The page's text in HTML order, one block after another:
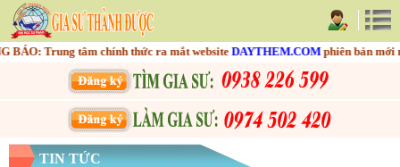
Trung tâm chính thức ra mắt websiteDAYTHEM.COMphiên bản mới
TIN TỨC